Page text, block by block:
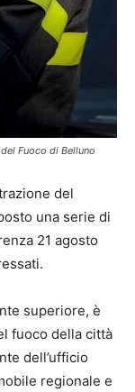
Fuoco di Belluno
del
una serie di
21 agosto
superiore, è
fuoco della città
dell’ufficio
regionale e